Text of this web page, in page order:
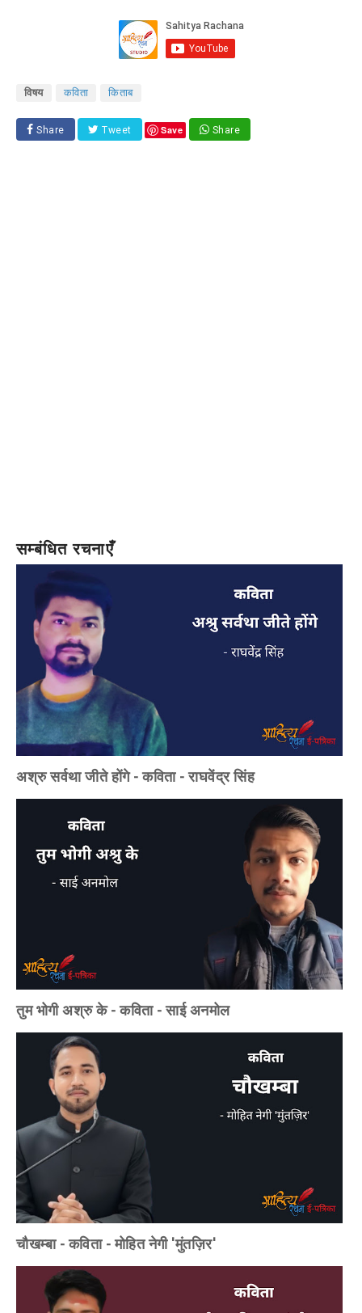
विषय कविता किताब
Share Tweet Save Share
सम्बंधित रचनाएँ
अश्रु सर्वथा जीते होंगे - कविता - राघवेंद्र सिंह
तुम भोगी अश्रु के - कविता - साई अनमोल
चौखम्बा - कविता - मोहित नेगी 'मुंतज़िर'